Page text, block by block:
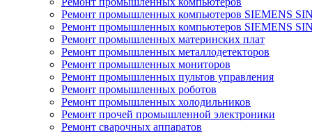
Ремонт промышленных компьютеров SIEMENS
Ремонт промышленных компьютеров SIEMENS
Ремонт промышленных материнских плат
Ремонт промышленных металлодетекторов
Ремонт промышленных мониторов
Ремонт промышленных пультов управления
Ремонт промышленных роботов
Ремонт промышленных холодильников
Ремонт прочей промышленной электроники
Ремонт сварочных аппаратов